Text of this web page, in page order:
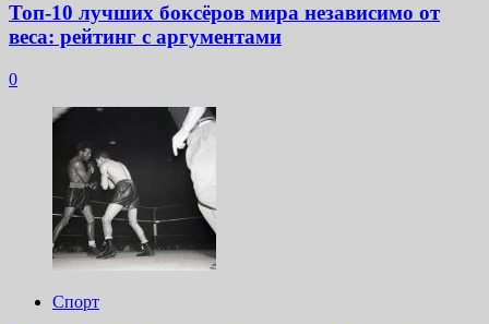
Топ-10 лучших боксёров мира независимо от
веса: рейтинг с аргументами
0
Спорт